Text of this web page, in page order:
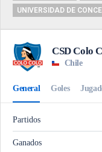
UNIVERSIDAD DE